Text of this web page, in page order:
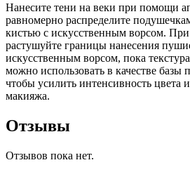
Нанесите тени на веки при помощи
равномерно распределите
кистью с искусственным ворсом.
растушуйте границы нанесения
искусственным ворсом, пока
можно использовать в качестве базы
чтобы усилить интенсивность цвета
макияжа.
Отзывы
Отзывов пока нет.